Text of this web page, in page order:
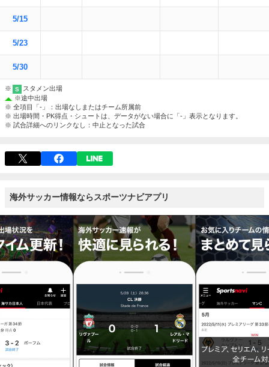
5/15
5/23
5/30
※ S
スタメン出場
※途中出場
※ 全項目「-」：出場なしまたはチーム所属前
※ 出場時間・PK得点・シュートは、データがない場合に「-」表示となります。
※ 試合詳細へのリンクなし：中止となった試合
海外サッカー情報ならスポーツナビアプリ